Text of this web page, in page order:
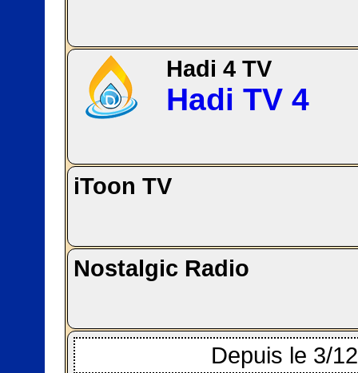
Hadi 4 TV
Hadi TV 4
iToon TV
Nostalgic Radio
Depuis le 3/